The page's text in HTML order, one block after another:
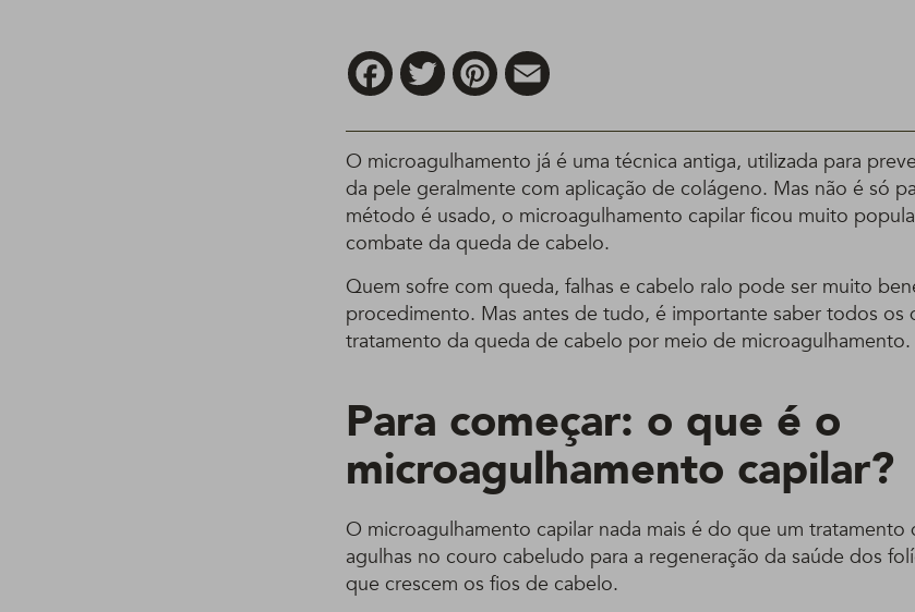
FacebookTwitter Pinterest
O microagulhamento já é uma técnica antiga, utilizada para
da pele geralmente com aplicação de colágeno. Mas não é só
método é usado, o microagulhamento capilar ficou muito
combate da queda de cabelo.
Quem sofre com queda, falhas e cabelo ralo pode ser muito
procedimento. Mas antes de tudo, é importante saber todos os
tratamento da queda de cabelo por meio de microagulhamento.
Para começar: o que é o
microagulhamento capilar?
O microagulhamento capilar nada mais é do que um tratamento
agulhas no couro cabeludo para a regeneração da saúde dos
que crescem os fios de cabelo.